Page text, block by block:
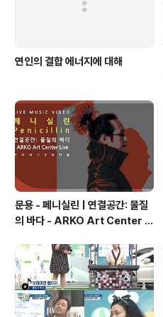
연인의 결합 에너지에 대해
문용 - 페니실린 | 연결공간: 물질
의 바다 - ARKO Art Center Li